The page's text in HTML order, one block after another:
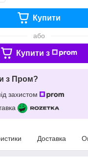
Купити
або
Купити з
з Пром?
захистом
Доставка